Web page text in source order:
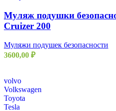
Муляж подушки
Cruizer 200
Муляжи подушек безопасности
3600,00 ₽
volvo
Volkswagen
Toyota
Tesla